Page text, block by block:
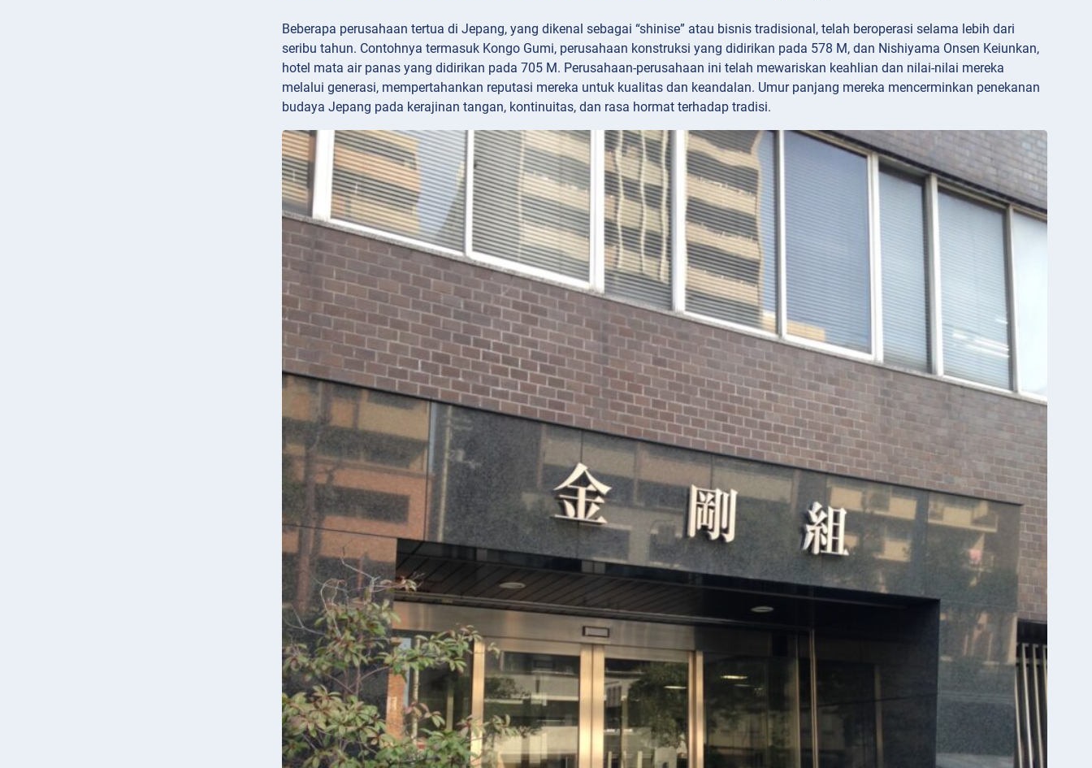
Beberapa perusahaan tertua di Jepang, yang dikenal sebagai “shinise” atau bisnis tradisional, telah beroperasi selama lebih dari
seribu tahun. Contohnya termasuk Kongo Gumi, perusahaan konstruksi yang didirikan pada 578 M, dan Nishiyama Onsen Keiunkan,
hotel mata air panas yang didirikan pada 705 M. Perusahaan-perusahaan ini telah mewariskan keahlian dan nilai-nilai mereka
melalui generasi, mempertahankan reputasi mereka untuk kualitas dan keandalan. Umur panjang mereka mencerminkan penekanan
budaya Jepang pada kerajinan tangan, kontinuitas, dan rasa hormat terhadap tradisi.